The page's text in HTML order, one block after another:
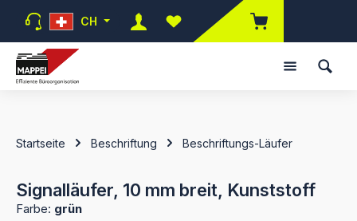
Zum Hauptinhalt springen
CH
Du hast 0 Produkte auf dem
Startseite Beschriftung Beschriftungs-Läufer
Signalläufer, 10 mm breit, Kunststoff
Farbe: grün